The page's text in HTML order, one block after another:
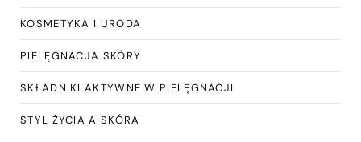
KOSMETYKA I URODA
PIELĘGNACJA SKÓRY
SKŁADNIKI AKTYWNE W PIELĘGNACJI
STYL ŻYCIA A SKÓRA